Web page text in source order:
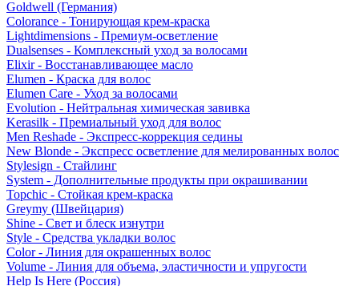
Goldwell (Германия)
Colorance - Тонирующая крем-краска
Lightdimensions - Премиум-осветление
Dualsenses - Комплексный уход за волосами
Elixir - Восстанавливающее масло
Elumen - Краска для волос
Elumen Care - Уход за волосами
Evolution - Нейтральная химическая завивка
Kerasilk - Премиальный уход для волос
Men Reshade - Экспресс-коррекция седины
New Blonde - Экспресс осветление для мелированных волос
Stylesign - Стайлинг
System - Дополнительные продукты при окрашивании
Topchic - Стойкая крем-краска
Greymy (Швейцария)
Shine - Свет и блеск изнутри
Style - Средства укладки волос
Color - Линия для окрашенных волос
Volume - Линия для объема, эластичности и упругости
Help Is Here (Россия)